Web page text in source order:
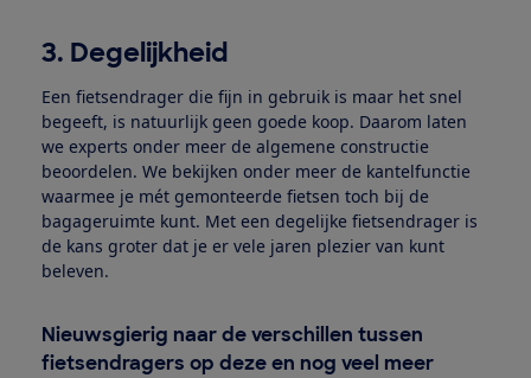
3. Degelijkheid
Een fietsendrager die fijn in gebruik is maar het snel
begeeft, is natuurlijk geen goede koop. Daarom laten
we experts onder meer de algemene constructie
beoordelen. We bekijken onder meer de kantelfunctie
waarmee je mét gemonteerde fietsen toch bij de
bagageruimte kunt. Met een degelijke fietsendrager is
de kans groter dat je er vele jaren plezier van kunt
beleven.
Nieuwsgierig naar de verschillen tussen
fietsendragers op deze en nog veel meer